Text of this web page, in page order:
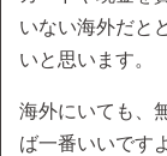
いない海外だと
いと思います。
海外にいても、
ば一番いいです